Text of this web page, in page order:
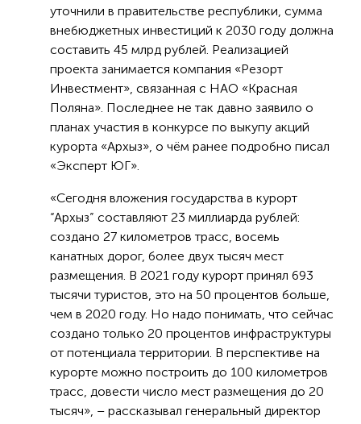
уточнили в правительстве республики, сумма
внебюджетных инвестиций к 2030 году должна
составить 45 млрд рублей. Реализацией
проекта занимается компания «Резорт
Инвестмент», связанная с НАО «Красная
Поляна». Последнее не так давно заявило о
планах участия в конкурсе по выкупу акций
курорта «Архыз», о чём ранее подробно писал
«Эксперт ЮГ».
«Сегодня вложения государства в курорт
“Архыз” составляют 23 миллиарда рублей:
создано 27 километров трасс, восемь
канатных дорог, более двух тысяч мест
размещения. В 2021 году курорт принял 693
тысячи туристов, это на 50 процентов больше,
чем в 2020 году. Но надо понимать, что сейчас
создано только 20 процентов инфраструктуры
от потенциала территории. В перспективе на
курорте можно построить до 100 километров
трасс, довести число мест размещения до 20
тысяч», – рассказывал генеральный директор